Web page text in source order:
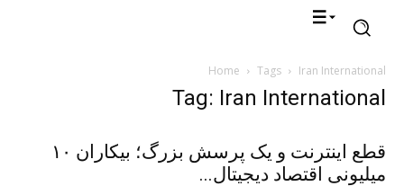
Home Tags Iran International
Tag: Iran International
قطع اینترنت و یک پرسش بزرگ؛ بیکاران ۱۰
میلیونی اقتصاد دیجیتال...